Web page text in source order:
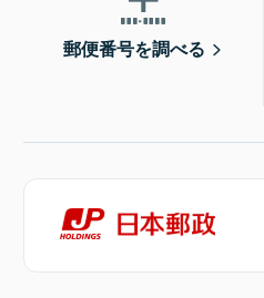
郵便番号を調べる